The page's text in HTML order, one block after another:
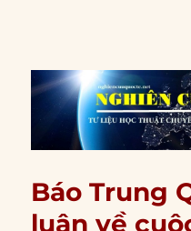
Báo Trung
luận về